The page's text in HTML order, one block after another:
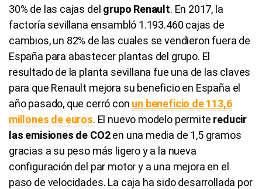
30% de las cajas del grupo Renault. En 2017, la
factoría sevillana ensambló 1.193.460 cajas de
cambios, un 82% de las cuales se vendieron fuera de
España para abastecer plantas del grupo. El
resultado de la planta sevillana fue una de las claves
para que Renault mejora su beneficio en España el
año pasado, que cerró con un beneficio de 113,6
millones de euros. El nuevo modelo permite reducir
las emisiones de CO2en una media de 1,5 gramos
gracias a su peso más ligero y a la nueva
configuración del par motor y a una mejora en el
paso de velocidades. La caja ha sido desarrollada por